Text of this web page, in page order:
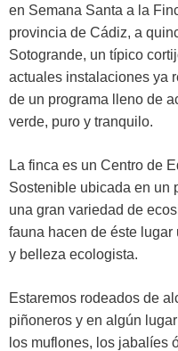
en Semana Santa a la
provincia de Cádiz, a
Sotogrande, un típico
actuales instalaciones ya
de un programa lleno de
verde, puro y tranquilo.
La finca es un Centro de
Sostenible ubicada en un
una gran variedad de
fauna hacen de éste
y belleza ecologista.
Estaremos rodeados de
piñoneros y en algún
los muflones, los jabalíes